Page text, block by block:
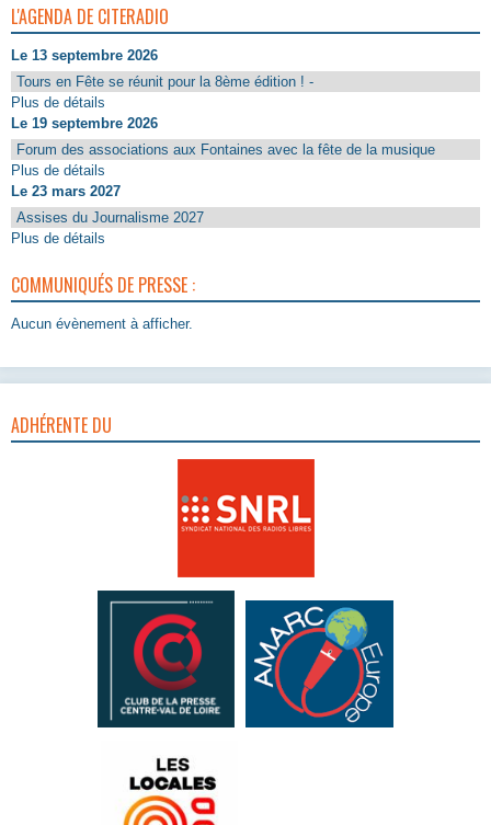
L'AGENDA DE CITERADIO
Le 13 septembre 2026
Tours en Fête se réunit pour la 8ème édition ! -
Plus de détails
Le 19 septembre 2026
Forum des associations aux Fontaines avec la fête de la musique
Plus de détails
Le 23 mars 2027
Assises du Journalisme 2027
Plus de détails
COMMUNIQUÉS DE PRESSE :
Aucun évènement à afficher.
ADHÉRENTE DU